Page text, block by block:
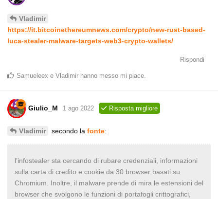
Vladimir
https://it.bitcoinethereumnews.com/crypto/new-rust-based-
luca-stealer-malware-targets-web3-crypto-wallets/
Rispondi
Samueleex e Vladimir hanno messo mi piace
Giulio_M 1 ago 2022 Risposta migliore
Vladimir secondo la fonte:
l’infostealer sta cercando di rubare credenziali, informazioni
sulla carta di credito e cookie da 30 browser basati su
Chromium. Inoltre, il malware prende di mira le estensioni del
browser che svolgono le funzioni di portafogli crittografici,